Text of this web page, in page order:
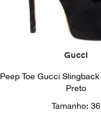
Gucci
Peep Toe Gucci
Preto
Tamanho: 36